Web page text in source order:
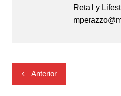
Retail y
Navegación
de
Anterior